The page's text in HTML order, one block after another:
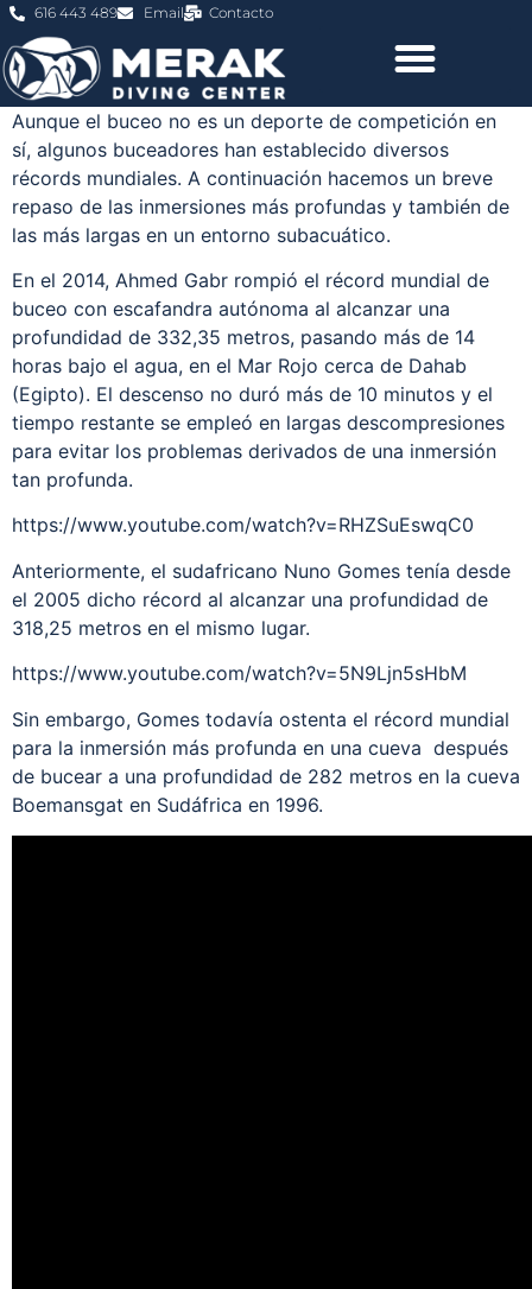
616 443 489 Email Contacto
Aunque el buceo no es un deporte de competición en
sí, algunos buceadores han establecido diversos
récords mundiales. A continuación hacemos un breve
repaso de las inmersiones más profundas y también de
las más largas en un entorno subacuático.
En el 2014, Ahmed Gabr rompió el récord mundial de
buceo con escafandra autónoma al alcanzar una
profundidad de 332,35 metros, pasando más de 14
horas bajo el agua, en el Mar Rojo cerca de Dahab
(Egipto). El descenso no duró más de 10 minutos y el
tiempo restante se empleó en largas descompresiones
para evitar los problemas derivados de una inmersión
tan profunda.
https://www.youtube.com/watch?v=RHZSuEswqC0
Anteriormente, el sudafricano Nuno Gomes tenía desde
el 2005 dicho récord al alcanzar una profundidad de
318,25 metros en el mismo lugar.
https://www.youtube.com/watch?v=5N9Ljn5sHbM
Sin embargo, Gomes todavía ostenta el récord mundial
para la inmersión más profunda en una cueva después
de bucear a una profundidad de 282 metros en la cueva
Boemansgat en Sudáfrica en 1996.